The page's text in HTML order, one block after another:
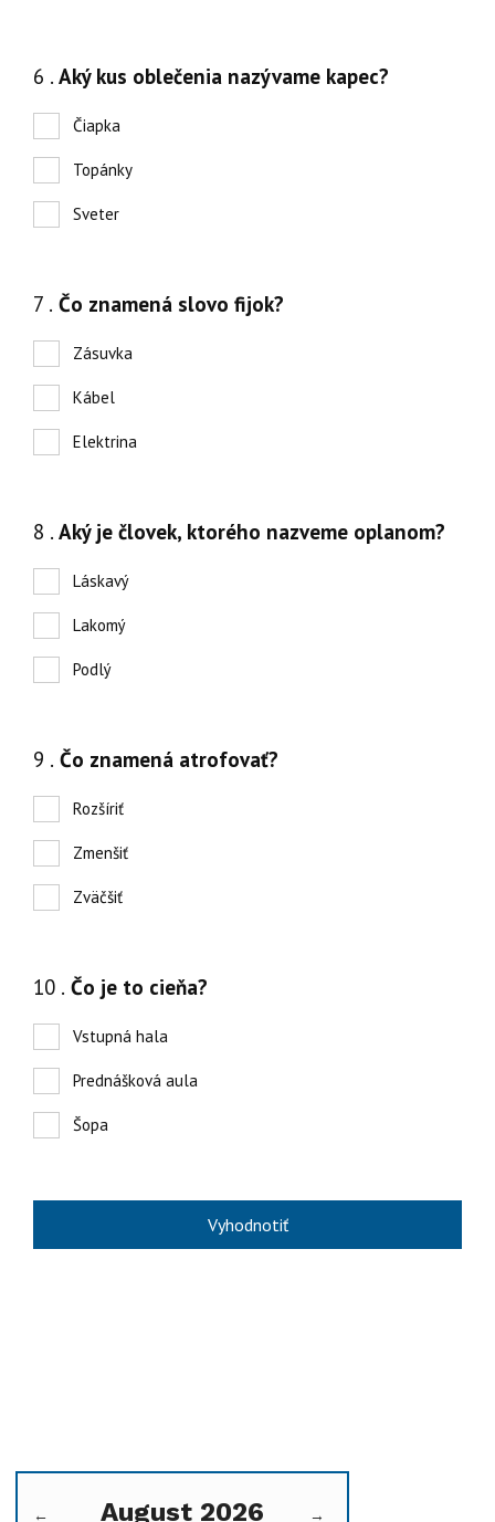
← August 2026 →